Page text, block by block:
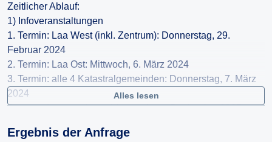
Zeitlicher Ablauf:
1) Infoveranstaltungen
1. Termin: Laa West (inkl. Zentrum): Donnerstag, 29.
Februar 2024
2. Termin: Laa Ost: Mittwoch, 6. März 2024
3. Termin: alle 4 Katastralgemeinden: Donnerstag, 7. März
2024
Dort wurde von seitens A1 von einem Baubeginn 2025
Alles lesen
Ergebnis der Anfrage